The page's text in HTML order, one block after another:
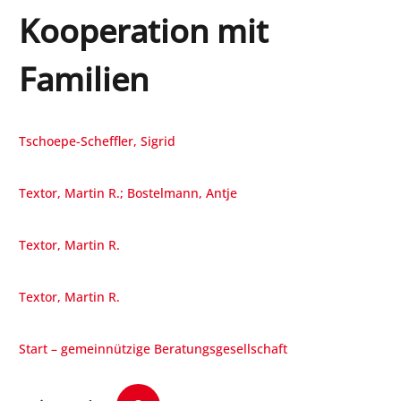
Kooperation mit
Familien
Tschoepe-Scheffler, Sigrid
Textor, Martin R.; Bostelmann, Antje
Textor, Martin R.
Textor, Martin R.
Start – gemeinnützige Beratungsgesellschaft